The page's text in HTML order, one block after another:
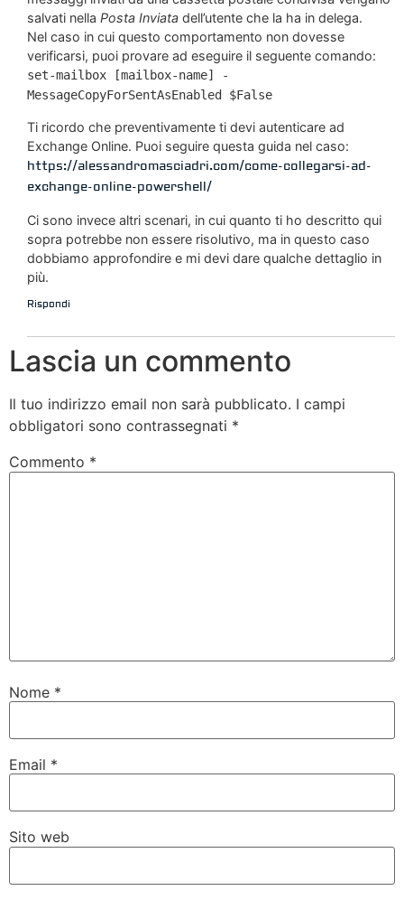
salvati nella Posta Inviata dell’utente che la ha in delega.
Nel caso in cui questo comportamento non dovesse
verificarsi, puoi provare ad eseguire il seguente comando:
set-mailbox [mailbox-name] -
MessageCopyForSentAsEnabled $False
Ti ricordo che preventivamente ti devi autenticare ad
Exchange Online. Puoi seguire questa guida nel caso:
https://alessandromasciadri.com/come-collegarsi-ad-
exchange-online-powershell/
Ci sono invece altri scenari, in cui quanto ti ho descritto qui
sopra potrebbe non essere risolutivo, ma in questo caso
dobbiamo approfondire e mi devi dare qualche dettaglio in
più.
Rispondi
Lascia un commento
Il tuo indirizzo email non sarà pubblicato. I campi
obbligatori sono contrassegnati *
Commento *
Nome *
Email *
Sito web